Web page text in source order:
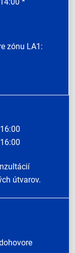
*
zónu LA1:
útvarov.